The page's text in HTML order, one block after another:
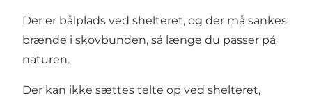
Der er bålplads ved shelteret, og der må sankes
brænde i skovbunden, så længe du passer på
naturen.
Der kan ikke sættes telte op ved shelteret,